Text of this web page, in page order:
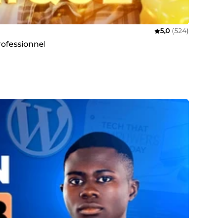
5,0 (524)